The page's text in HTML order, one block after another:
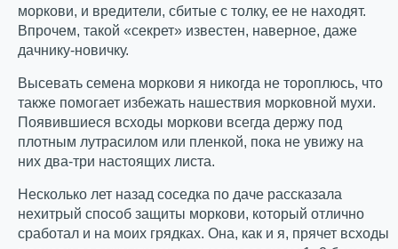
моркови, и вредители, сбитые с толку, ее не находят.
Впрочем, такой «секрет» известен, наверное, даже
дачнику-новичку.
Высевать семена моркови я никогда не тороплюсь, что
также помогает избежать нашествия морковной мухи.
Появившиеся всходы моркови всегда держу под
плотным лутрасилом или пленкой, пока не увижу на
них два-три настоящих листа.
Несколько лет назад соседка по даче рассказала
нехитрый способ защиты моркови, который отлично
сработал и на моих грядках. Она, как и я, прячет всходы